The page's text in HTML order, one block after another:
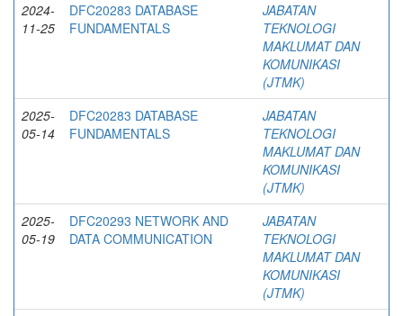
2024-
11-25
DFC20283 DATABASE
FUNDAMENTALS
JABATAN
TEKNOLOGI
MAKLUMAT DAN
KOMUNIKASI
(JTMK)
2025-
05-14
DFC20283 DATABASE
FUNDAMENTALS
JABATAN
TEKNOLOGI
MAKLUMAT DAN
KOMUNIKASI
(JTMK)
2025-
05-19
DFC20293 NETWORK AND
DATA COMMUNICATION
JABATAN
TEKNOLOGI
MAKLUMAT DAN
KOMUNIKASI
(JTMK)